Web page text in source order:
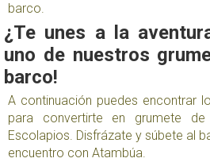
barco.
¿Te unes a la
uno de nuestros
barco!
A continuación puedes encontrar
para convertirte en grumete
Escolapios. Disfrázate y súbete al
encuentro con Atambúa.